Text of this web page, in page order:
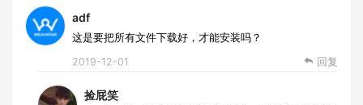
adf
这是要把所有文件下载好，才能安装吗？
2019-12-01 回复
捡屁笑